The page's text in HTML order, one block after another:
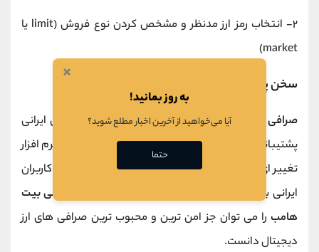
۲- انتخاب رمز ارز مدنظر و مشخص کردن نوع فروش (limit یا
market)
سخن پایانی
صرافی Bithumb
به دلیل تحریم های موجود از کاربران ایرانی
پشتیبانی نمی کند، بنابراین کاربران ایرانی باید از طریق نرم افزار
تغییر ای پی استفاده کنند. همچنین در هنگام ثبت نام، کاربران
ایرانی باید یک شماره تلفن غیر ایرانی را وارد کنند.
صرافی بیت
هامب را می توان جز امن ترین و محبوب ترین صرافی های ارز
دیجیتال دانست.
×
به روز بمانید!
آیا می‌خواهید از آخرین اخبار مطلع شوید؟
حتما